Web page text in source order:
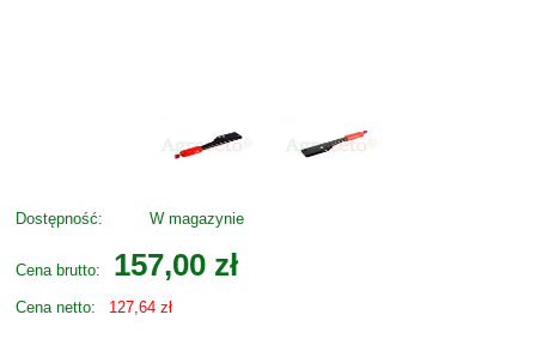
Dostępność: W magazynie
Cena brutto: 157,00 zł
Cena netto: 127,64 zł